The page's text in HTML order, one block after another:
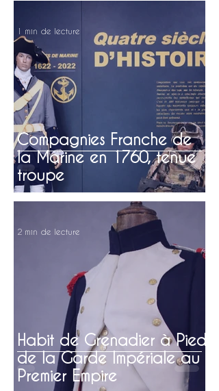
Compagnies Franche de
la Marine en 1760, tenue
troupe
1 min de lecture
Habit de Grenadier à Pied
de la Garde Impériale au
Premier Empire
2 min de lecture